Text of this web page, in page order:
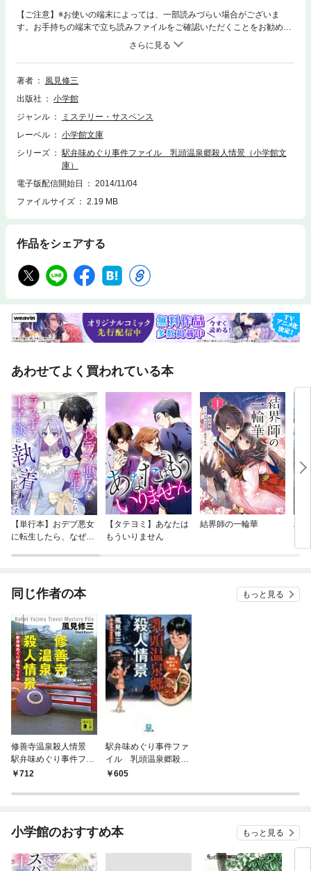
【ご注意】※お使いの端末によっては、一部読みづらい場合がございま
す。お手持ちの端末で立ち読みファイルをご確認いただくことをお勧めし
ます。矢島耕平は、地域活性の企画イベントを請け負うプランナー。大手
リゾート開発会社「森野ホールディングス」のCEO森野昭三郎に請われ、
同社が経営する秋田・乳頭温泉郷近くの「沢の宿」再建に携わることにな
った。しかし現地を訪れた直後「沢の宿」の宿泊客が水芭蕉の群生地で他
にあるらしいと気づいた耕平は同僚の相沢結女と調査を進め、発端が16年
前に東京・杉並区で起きた放火殺人にあることを知る。駅弁の食べ比べを
著者
風見修三
出版社
小学館
ジャンル
ミステリー・サスペンス
レーベル
小学館文庫
シリーズ
駅弁味めぐり事件ファイル 乳頭温泉郷殺人情景（小学館文
庫）
電子版配信開始日
2014/11/04
ファイルサイズ
2.19 MB
作品をシェアする
あわせてよく買われている本
【単行本】おデブ悪女
に転生したら、なぜか
【タテヨミ】あなたは
もういりません
結界師の一輪華
バ
今
同じ作者の本 もっと見る
修善寺温泉殺人情景
駅弁味めぐり事件ファ
イル712
駅弁味めぐり事件ファ
イル 乳頭温泉郷殺人
情景（小学館文庫）
605
小学館のおすすめ本 もっと見る